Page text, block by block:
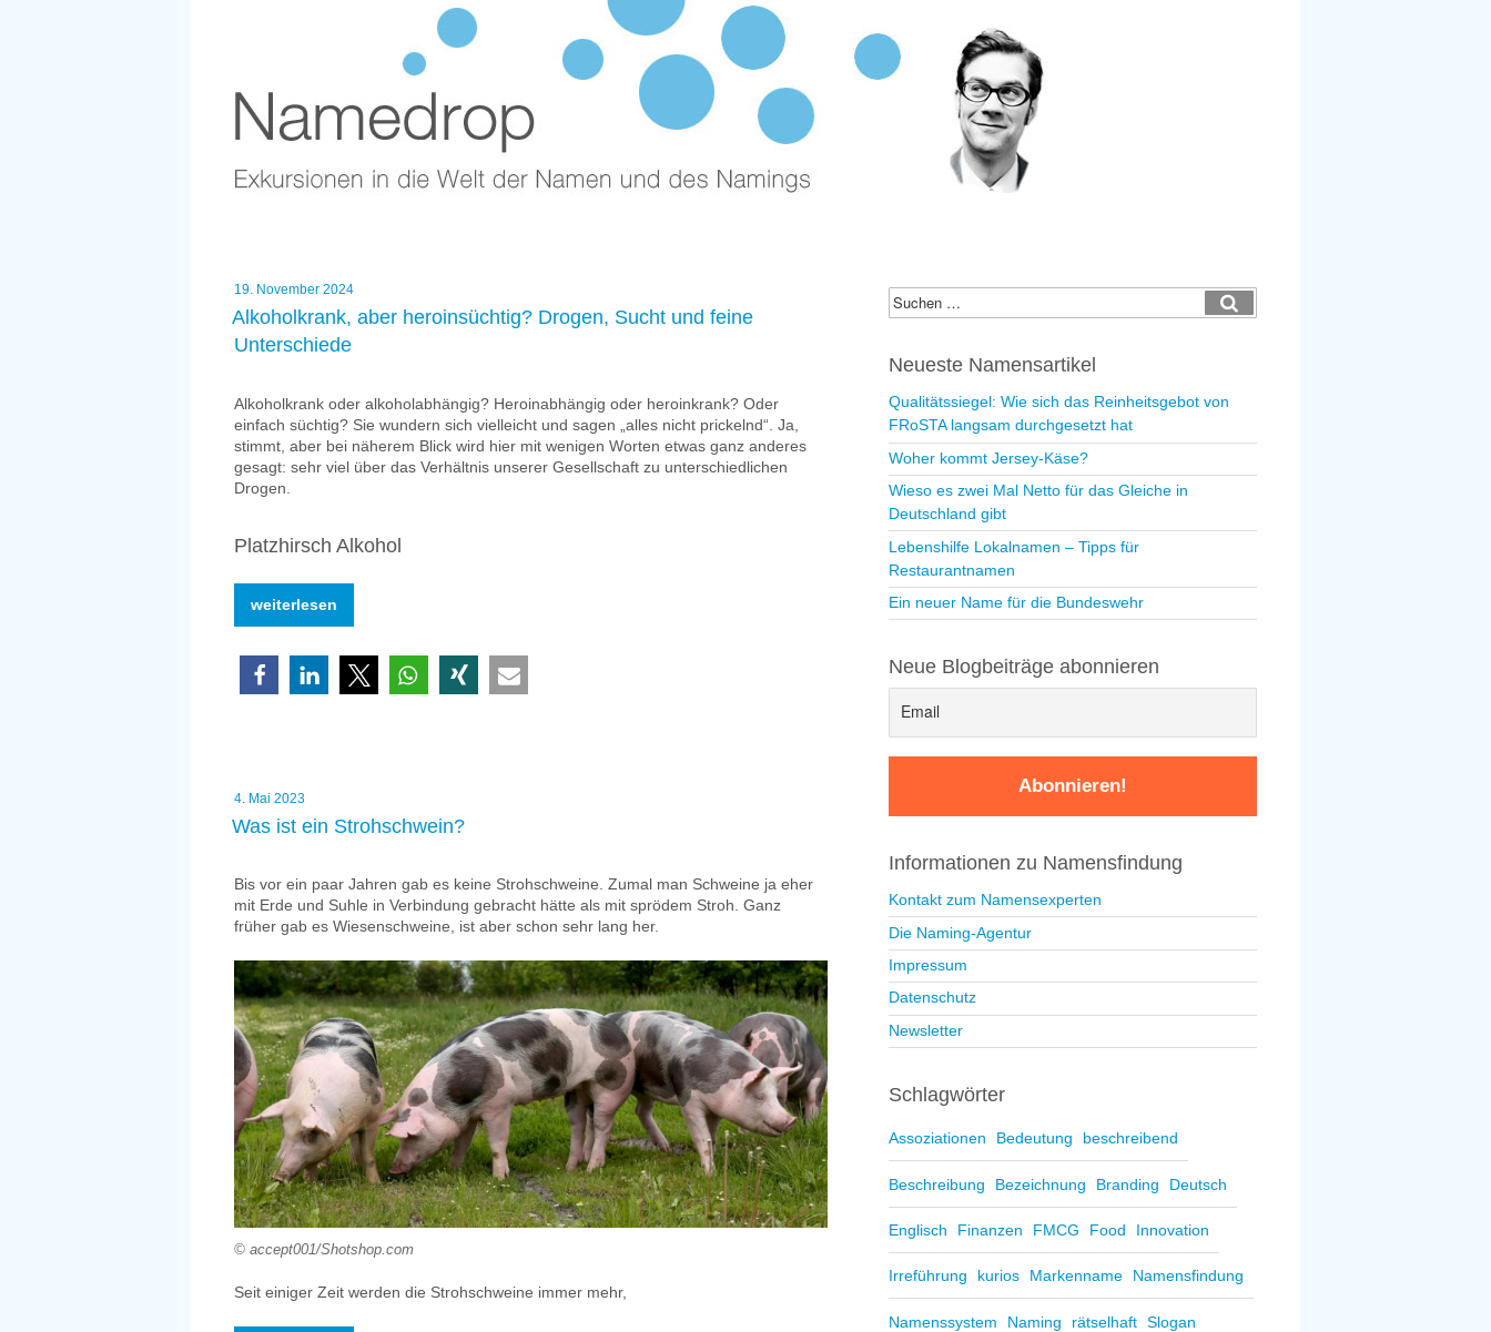
Namedrop – Blog zu
Namensfindung und Naming
Veröffentlicht
am
19. November 2024
Alkoholkrank, aber heroinsüchtig? Drogen, Sucht und feine
Unterschiede
Alkoholkrank oder alkoholabhängig? Heroinabhängig oder heroinkrank? Oder
einfach süchtig? Sie wundern sich vielleicht und sagen „alles nicht prickelnd“. Ja,
stimmt, aber bei näherem Blick wird hier mit wenigen Worten etwas ganz anderes
gesagt: sehr viel über das Verhältnis unserer Gesellschaft zu unterschiedlichen
Drogen.
Platzhirsch Alkohol
„Alkoholkrank,
aber
Drogen,
Sucht
weiterlesen
Veröffentlicht
am
4. Mai 2023
Was ist ein Strohschwein?
Bis vor ein paar Jahren gab es keine Strohschweine. Zumal man Schweine ja eher
mit Erde und Suhle in Verbindung gebracht hätte als mit sprödem Stroh. Ganz
früher gab es Wiesenschweine, ist aber schon sehr lang her.
© accept001/Shotshop.com
Seit einiger Zeit werden die Strohschweine immer mehr,
Suchen
nach:
Neueste Namensartikel
Qualitätssiegel: Wie sich das Reinheitsgebot von
FRoSTA langsam durchgesetzt hat
Woher kommt Jersey-Käse?
Wieso es zwei Mal Netto für das Gleiche in
Deutschland gibt
Lebenshilfe Lokalnamen – Tipps für
Restaurantnamen
Ein neuer Name für die Bundeswehr
Neue Blogbeiträge abonnieren
Informationen zu Namensfindung
Kontakt zum Namensexperten
Die Naming-Agentur
Impressum
Datenschutz
Newsletter
Schlagwörter
Assoziationen Bedeutung beschreibend
Beschreibung Bezeichnung Branding Deutsch
Englisch Finanzen FMCG Food Innovation
Irreführung kurios Markenname Namensfindung
Namenssystem Naming rätselhaft Slogan